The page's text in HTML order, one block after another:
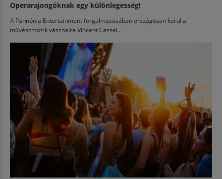
Operarajongóknak egy különlegesség!
A Pannónia Entertainment forgalmazásában országosan kerül a
művészmozik vásznaira Vincent Cassel...